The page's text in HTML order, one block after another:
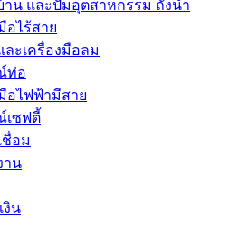
น และปั๊มอุตสาหกรรม ถังน้ำ
อไร้สาย
ะเครื่องมือลม
ท่อ
อไฟฟ้ามีสาย
เซฟตี้
ชื่อม
าน
งิน